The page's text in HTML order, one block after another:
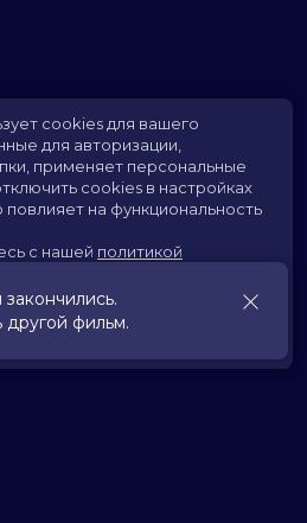
фильм.
cookies для вашего
для авторизации,
применяет персональные
cookies в настройках
повлияет на функциональность
с нашей политикой
Принять